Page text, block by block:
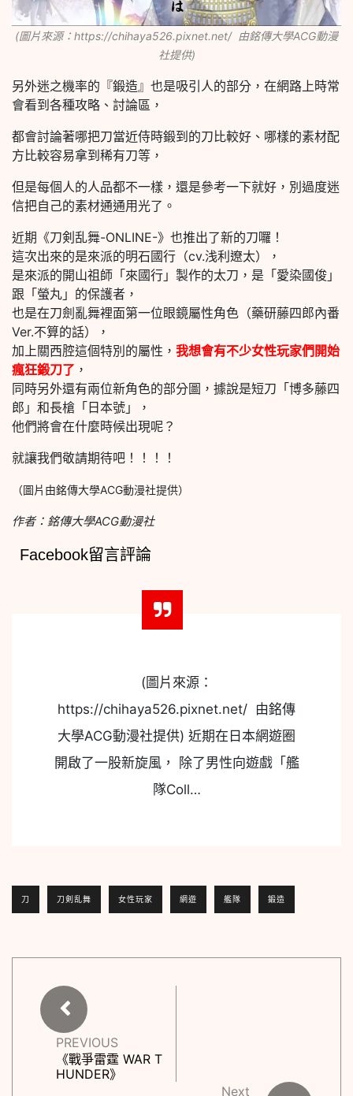
(圖片來源：https://chihaya526.pixnet.net/ 由銘傳大學ACG動漫
社提供)
另外迷之機率的『鍛造』也是吸引人的部分，在網路上時常
會看到各種攻略、討論區，
都會討論著哪把刀當近侍時鍛到的刀比較好、哪樣的素材配
方比較容易拿到稀有刀等，
但是每個人的人品都不一樣，還是參考一下就好，別過度迷
信把自己的素材通通用光了。
近期《刀剣乱舞-ONLINE-》也推出了新的刀囉！
這次出來的是來派的明石國行（cv.浅利遼太），
是來派的開山祖師「來國行」製作的太刀，是「愛染國俊」
跟「螢丸」的保護者，
也是在刀劍亂舞裡面第一位眼鏡屬性角色（藥研藤四郎內番
Ver.不算的話），
加上關西腔這個特別的屬性， 我想會有不少女性玩家們開始
瘋狂鍛刀了 ，
同時另外還有兩位新角色的部分圖，據說是短刀「博多藤四
郎」和長槍「日本號」，
他們將會在什麼時候出現呢？
就讓我們敬請期待吧！！！！
（圖片由銘傳大學ACG動漫社提供）
作者：銘傳大學ACG動漫社
Facebook留言評論
(圖片來源：
https://chihaya526.pixnet.net/ 由銘傳
大學ACG動漫社提供) 近期在日本網遊圈
開啟了一股新旋風， 除了男性向遊戲「艦
隊Coll…
刀 刀剣乱舞 女性玩家 網遊 艦隊 鍛造
PREVIOUS
《戰爭雷霆 WAR T
HUNDER》
Next